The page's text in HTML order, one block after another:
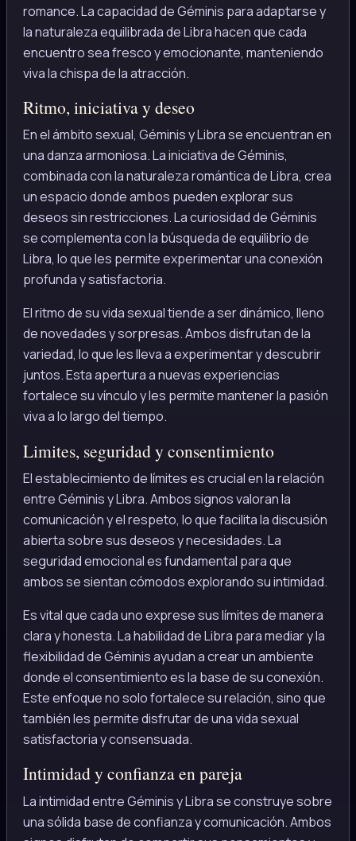
romance. La capacidad de Géminis para adaptarse y
la naturaleza equilibrada de Libra hacen que cada
encuentro sea fresco y emocionante, manteniendo
viva la chispa de la atracción.
Ritmo, iniciativa y deseo
En el ámbito sexual, Géminis y Libra se encuentran en
una danza armoniosa. La iniciativa de Géminis,
combinada con la naturaleza romántica de Libra, crea
un espacio donde ambos pueden explorar sus
deseos sin restricciones. La curiosidad de Géminis
se complementa con la búsqueda de equilibrio de
Libra, lo que les permite experimentar una conexión
profunda y satisfactoria.
El ritmo de su vida sexual tiende a ser dinámico, lleno
de novedades y sorpresas. Ambos disfrutan de la
variedad, lo que les lleva a experimentar y descubrir
juntos. Esta apertura a nuevas experiencias
fortalece su vínculo y les permite mantener la pasión
viva a lo largo del tiempo.
Limites, seguridad y consentimiento
El establecimiento de límites es crucial en la relación
entre Géminis y Libra. Ambos signos valoran la
comunicación y el respeto, lo que facilita la discusión
abierta sobre sus deseos y necesidades. La
seguridad emocional es fundamental para que
ambos se sientan cómodos explorando su intimidad.
Es vital que cada uno exprese sus límites de manera
clara y honesta. La habilidad de Libra para mediar y la
flexibilidad de Géminis ayudan a crear un ambiente
donde el consentimiento es la base de su conexión.
Este enfoque no solo fortalece su relación, sino que
también les permite disfrutar de una vida sexual
satisfactoria y consensuada.
Intimidad y confianza en pareja
La intimidad entre Géminis y Libra se construye sobre
una sólida base de confianza y comunicación. Ambos